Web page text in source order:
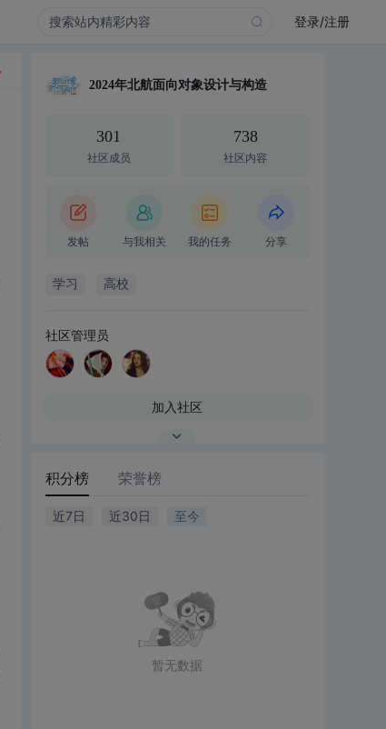
登录/注册
2024年北航面向对象设计与构造
301
社区成员
738
社区内容
发帖 与我相关 我的任务 分享
学习 高校
社区管理员
加入社区
积分榜 荣誉榜
近7日 近30日 至今
暂无数据